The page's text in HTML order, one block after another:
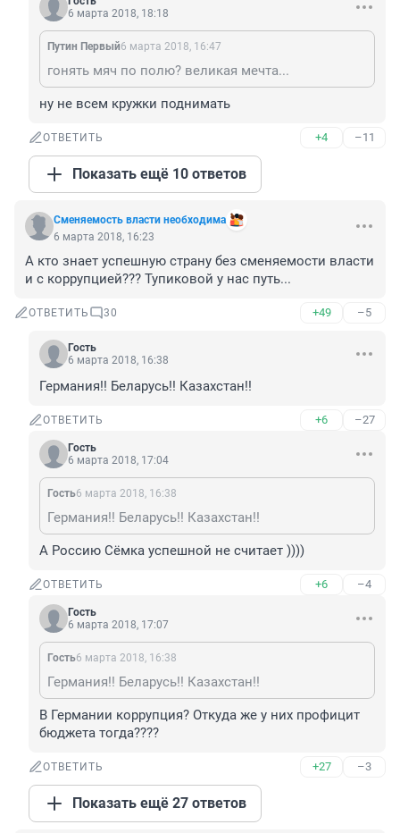
6 марта 2018, 18:18
Путин Первый6 марта 2018, 16:47
гонять мяч по полю? великая мечта...
ну не всем кружки поднимать
ОТВЕТИТЬ +4 –11
Показать ещё 10 ответов
Сменяемость власти необходима
6 марта 2018, 16:23
А кто знает успешную страну без сменяемости власти
и с коррупцией??? Тупиковой у нас путь...
ОТВЕТИТЬ 30 +49 –5
Гость
6 марта 2018, 16:38
Германия!! Беларусь!! Казахстан!!
ОТВЕТИТЬ +6 –27
Гость
6 марта 2018, 17:04
Гость6 марта 2018, 16:38
Германия!! Беларусь!! Казахстан!!
А Россию Сёмка успешной не считает ))))
ОТВЕТИТЬ +6 –4
Гость
6 марта 2018, 17:07
Гость6 марта 2018, 16:38
Германия!! Беларусь!! Казахстан!!
В Германии коррупция? Откуда же у них профицит
бюджета тогда????
ОТВЕТИТЬ +27 –3
Показать ещё 27 ответов